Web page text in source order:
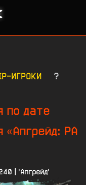
ИГРОКИ ?
по дате
PA
| 'Апгрейд'